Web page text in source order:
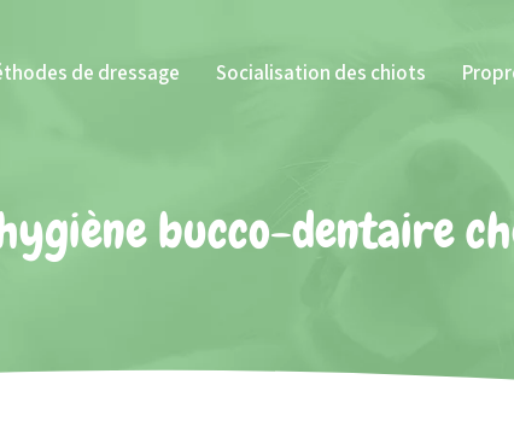
de dressage Socialisation des chiots
bucco-dentaire